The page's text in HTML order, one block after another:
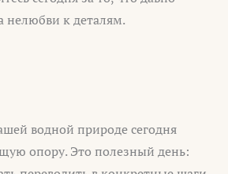
нелюбви к деталям.
водной природе сегодня
опору. Это полезный день: